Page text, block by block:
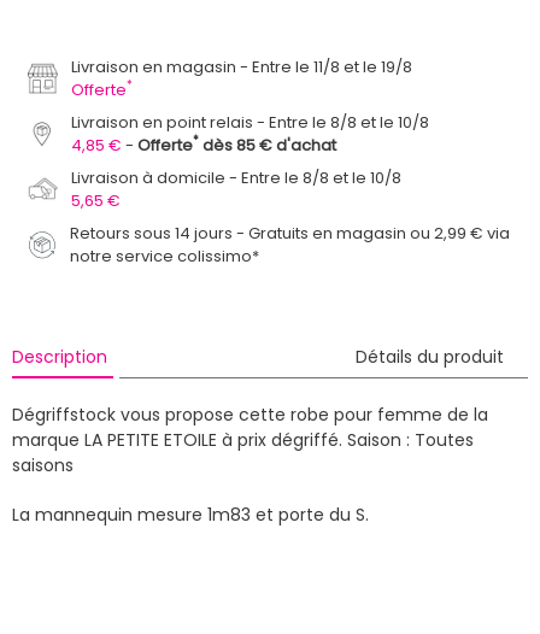
Livraison en magasin
Entre le 11/8 et le 19/8
Offerte*
Livraison en point relais
Entre le 8/8 et le 10/8
4,85 €
Offerte* dès 85 € d'achat
Livraison à domicile
Entre le 8/8 et le 10/8
5,65 €
Retours sous 14 jours - Gratuits en magasin ou 2,99 € via
notre service colissimo*
Description Détails du produit
Dégriffstock vous propose cette robe pour femme de la
marque LA PETITE ETOILE à prix dégriffé. Saison : Toutes
saisons
La mannequin mesure 1m83 et porte du S.